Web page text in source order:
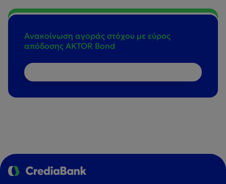
Ανακοίνωση αγοράς στόχου με εύρος
απόδοσης AKTOR Bond